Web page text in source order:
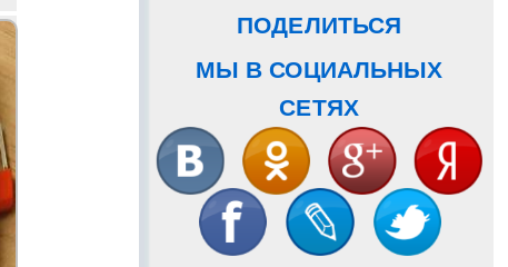
ПОДЕЛИТЬСЯ
МЫ В СОЦИАЛЬНЫХ
СЕТЯХ